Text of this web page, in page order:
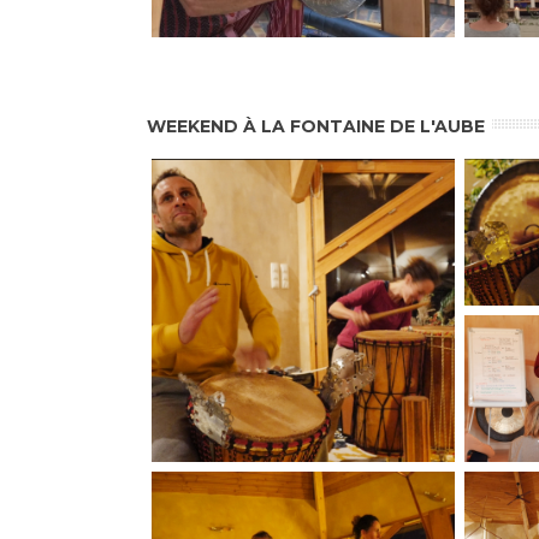
WEEKEND À LA FONTAINE DE L'AUBE